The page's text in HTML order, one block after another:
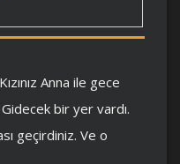
Anna ile gece
Gidecek bir yer vardı.
geçirdiniz. Ve o